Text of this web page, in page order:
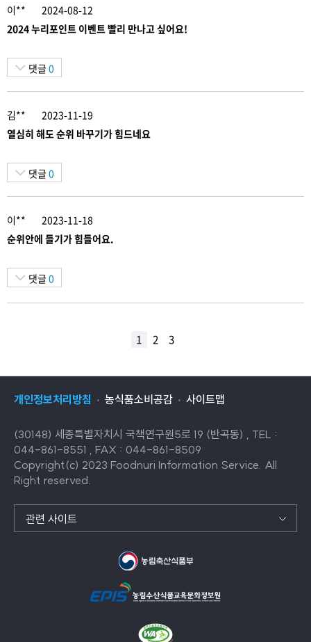
이**
2024-08-12
2024 누리포인트 이벤트 빨리 만나고 싶어요!
댓글 0
김**
2023-11-19
열심히 해도 순위 바꾸기가 힘드네요
댓글 0
이**
2023-11-18
순위안에 들기가 힘들어요.
댓글 0
1 2 3
개인정보처리방침 농식품소비공감 사이트맵
(30148) 세종특별자치시 국책연구원5로 19 (반곡동) , TEL :
044-861-8551 , FAX : 044-861-8509
Copyright(c) 2023 Foodnuri Information Service. All
Right reserved.
관련 사이트